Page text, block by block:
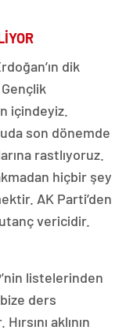
dik
içindeyiz.
son dönemde
rastlıyoruz.
hiçbir şey
AK Parti’den
vericidir.
listelerinden
ders
aklının